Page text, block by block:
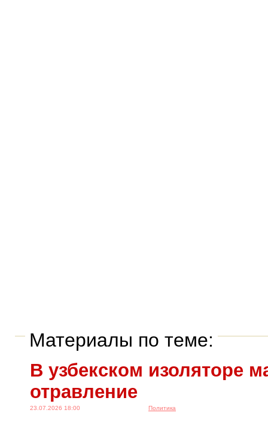
Материалы по теме:
В узбекском изоляторе
отравление
23.07.2026 18:00 Политика